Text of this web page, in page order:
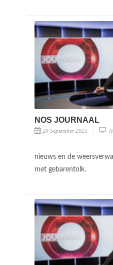
NOS JOURNAAL
20 September 2021
nieuws en de
met gebarentolk.